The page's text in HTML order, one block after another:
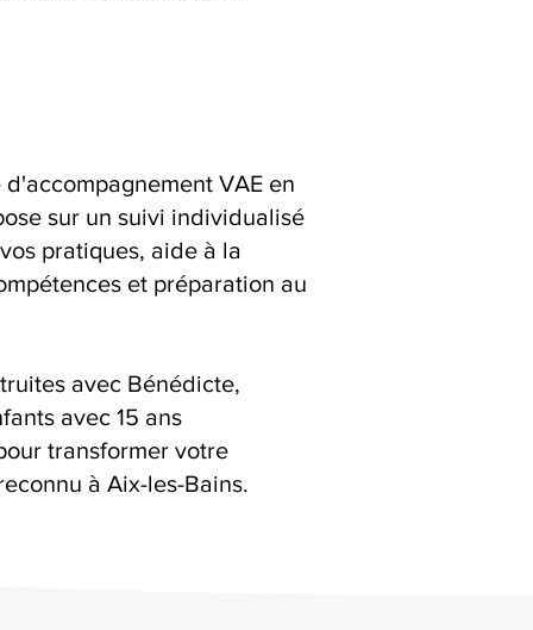
VAE en
sur un suivi individualisé
pratiques, aide à la
et préparation au
avec Bénédicte,
avec 15 ans
transformer votre
à Aix-les-Bains.